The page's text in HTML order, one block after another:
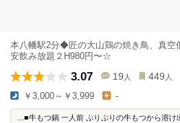
本八幡駅2分◆匠の大山鶏の焼き鳥、真
安飲み放題２H980円〜☆
3.07 19 人 449 人
￥3,000～￥3,999 -
...■牛もつ鍋 一人前 ぷりぷりの牛もつから溶